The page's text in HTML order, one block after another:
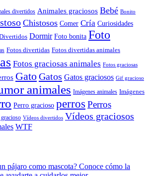
divertidos Animales graciosos Bebé Bonito
Chistosos Comer Cría Curiosidades
Dormir Foto bonita Foto
Fotos divertidas Fotos divertidas animales
Fotos graciosas animales Fotos graciosas
GatoGatos Gatos graciosos Gif gracioso
animales Imágenes animales Imágenes
Perro gracioso perros Perros
Vídeos divertidos Vídeos graciosos
WTF
pájaro como mascota? Conoce cómo la